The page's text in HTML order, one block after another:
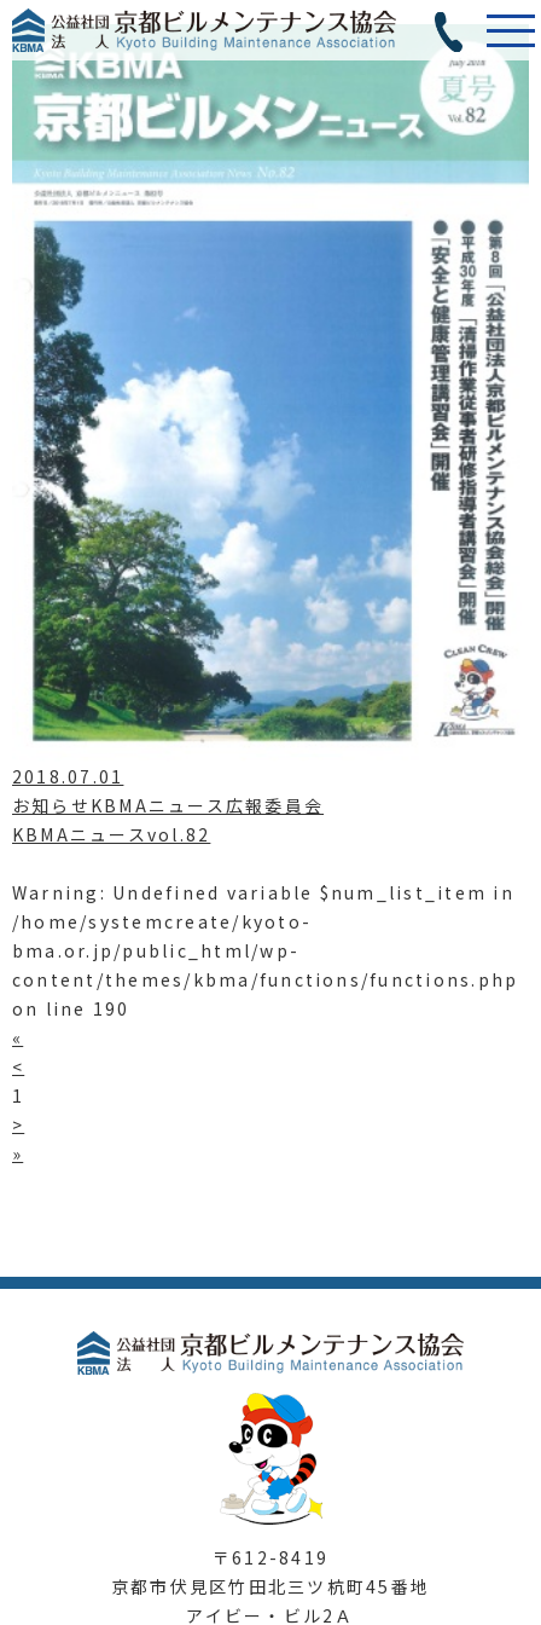
2018.07.01
お知らせKBMAニュース広報委員会
KBMAニュースvol.82
Warning : Undefined variable $num_list_item in
/home/systemcreate/kyoto-
bma.or.jp/public_html/wp-
content/themes/kbma/functions/functions.php
on line 190
«
<
1
>
»
〒612-8419
京都市伏見区竹田北三ツ杭町45番地
アイビー・ビル2Ａ